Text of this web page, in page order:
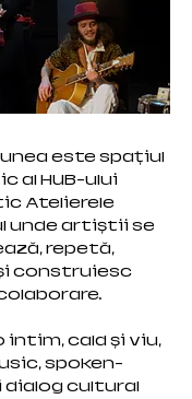
este spațiul
al HUB-ului
Atelierele
unde artiștii se
repetă,
construiesc
cald și viu,
spoken-
dialog cultural